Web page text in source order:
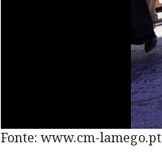
Fonte: www.cm-lamego.pt